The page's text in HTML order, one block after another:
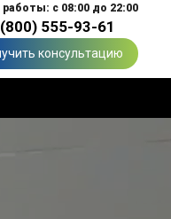
работы: с 08:00 до 22:00
555-93-61
консультацию